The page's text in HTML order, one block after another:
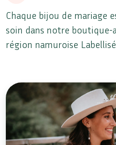
Chaque bijou de mariage
soin dans notre boutique-
région namuroise Labellisé